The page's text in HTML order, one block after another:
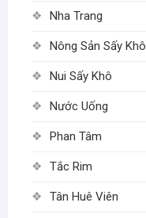
Nha Trang
Nông Sản Sấy Khô
Nui Sấy Khô
Nước Uống
Phan Tâm
Tắc Rim
Tân Huê Viên